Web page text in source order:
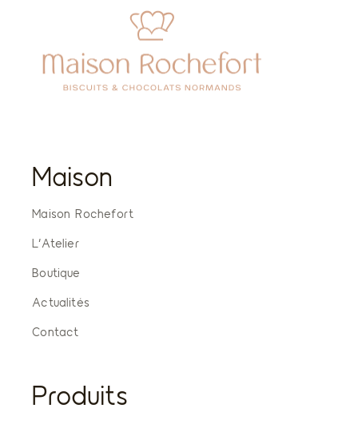
Maison
Maison Rochefort
L’Atelier
Boutique
Actualités
Contact
Produits